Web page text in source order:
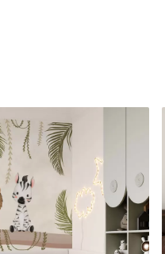
Disponível com
Pode ser limpo suavemente
com revestimento de verniz
Aplicação perfeita